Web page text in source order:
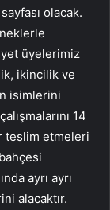
olacak.
üyelerimiz
ikincilik ve
isimlerini
14
teslim etmeleri
ayrı ayrı
alacaktır.